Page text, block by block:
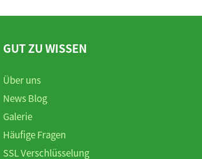
GUT ZU WISSEN
Über uns
News Blog
Galerie
Häufige Fragen
SSL Verschlüsselung